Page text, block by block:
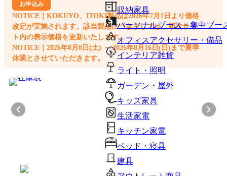
収納家具
パーソナルブース・集中ブー
オフィスアクセサリー・備品
インテリア雑貨
ライト・照明
ガーデン・屋外
キッズ家具
生活家電
キッチン家電
ベッド・寝具
建具
お申込み
NOTICE｜KOKUYO、ITOKI製品は2026年7月1日より価格
改定が実施されます。該当製品につきましては、順次サイ
ト内の表示価格を更新いたします。
NOTICE｜2026年8月8日(土) ～ 2026年8月16日(日)まで夏季
休業とさせていただきます。